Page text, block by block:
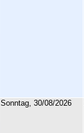
Sonntag, 30/08/2026